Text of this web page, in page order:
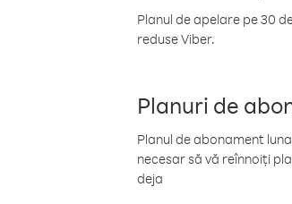
Planul de apelare pe 30
reduse Viber.
Planuri de
Planul de abonament
necesar să vă reînnoiți
deja